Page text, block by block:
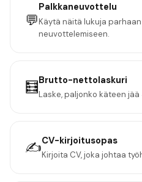
💬
Palkkaneuvottelu
Käytä näitä lukuja
neuvottelemiseen.
🧮Brutto-nettolaskuri
Laske, paljonko käteen jää
✍️CV-kirjoitusopas
Kirjoita CV, joka johtaa